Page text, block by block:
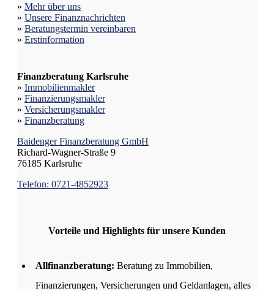
» Mehr über uns
» Unsere Finanznachrichten
» Beratungstermin vereinbaren
» Erstinformation
Finanzberatung Karlsruhe
» Immobilienmakler
» Finanzierungsmakler
» Versicherungsmakler
» Finanzberatung
Baidenger Finanzberatung GmbH
Richard-Wagner-Straße 9
76185 Karlsruhe
Telefon: 0721-4852923
Vorteile und Highlights für unsere Kunden
Allfinanzberatung: Beratung zu Immobilien,
Finanzierungen, Versicherungen und Geldanlagen, alles